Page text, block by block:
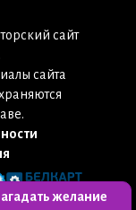
сайт
сайта
желание